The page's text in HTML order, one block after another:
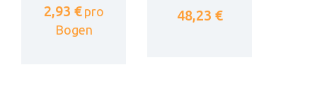
2,93 € pro
Bogen
48,23 €